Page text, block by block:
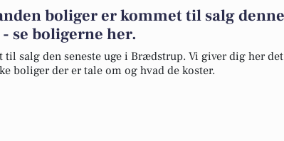
boliger er kommet til salg denne
se boligerne her.
til salg den seneste uge i Brædstrup. Vi giver dig her det
boliger der er tale om og hvad de koster.